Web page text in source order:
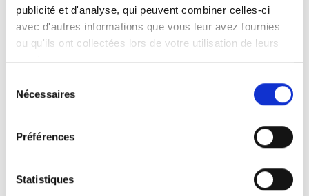
publicité et d'analyse, qui peuvent combiner celles-ci
avec d'autres informations que vous leur avez fournies
ou qu'ils ont collectées lors de votre utilisation de leurs
services.
Nécessaires
Préférences
Statistiques